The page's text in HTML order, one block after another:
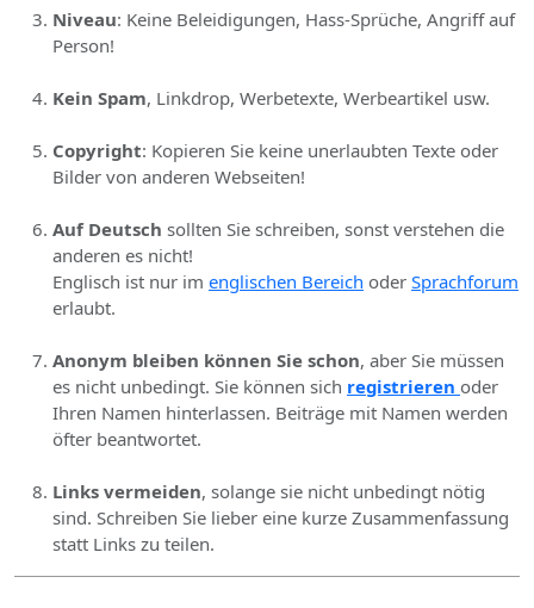
Niveau: Keine Beleidigungen, Hass-Sprüche, Angriff auf
Person!
Kein Spam, Linkdrop, Werbetexte, Werbeartikel usw.
Copyright: Kopieren Sie keine unerlaubten Texte oder
Bilder von anderen Webseiten!
Auf Deutsch sollten Sie schreiben, sonst verstehen die
anderen es nicht!
Englisch ist nur im englischen Bereich oder Sprachforum
erlaubt.
Anonym bleiben können Sie schon, aber Sie müssen
es nicht unbedingt. Sie können sich registrieren oder
Ihren Namen hinterlassen. Beiträge mit Namen werden
öfter beantwortet.
Links vermeiden, solange sie nicht unbedingt nötig
sind. Schreiben Sie lieber eine kurze Zusammenfassung
statt Links zu teilen.